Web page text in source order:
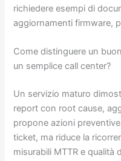
richiedere esempi di
aggiornamenti firmware,
Come distinguere un
un semplice call center?
Un servizio maturo
report con root cause,
propone azioni
ticket, ma riduce la
misurabili MTTR e qualità